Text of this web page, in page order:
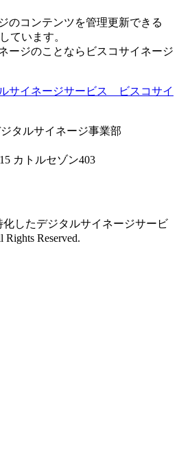
のコンテンツを管理更新できる
ています。
ージのことならビスコサイネージ
タルサイネージ事業部
カトルセゾン403
化したデジタルサイネージサービ
Reserved.